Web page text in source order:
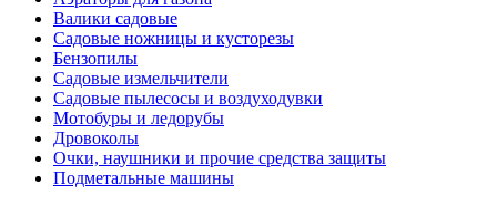
Валики садовые
Садовые ножницы и кусторезы
Бензопилы
Садовые измельчители
Садовые пылесосы и воздуходувки
Мотобуры и ледорубы
Дровоколы
Очки, наушники и прочие средства защиты
Подметальные машины